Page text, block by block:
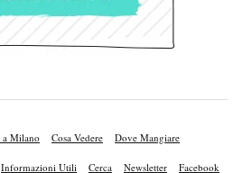
a Milano Cosa Vedere Dove Mangiare
Informazioni Utili Cerca Newsletter Facebook